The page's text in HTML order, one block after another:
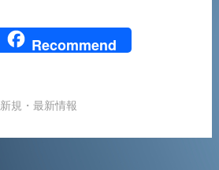
Recommend
新規・最新情報